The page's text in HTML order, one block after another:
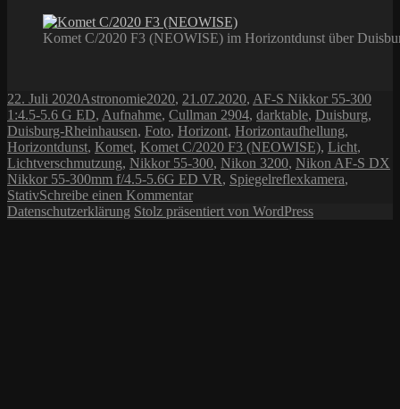
Komet C/2020 F3 (NEOWISE) im Horizontdunst über
Veröffentlicht
am
22. Juli 2020Kategorien
AstronomieSchlagwörter
2020, 21.07.2020, AF-S Nikkor 55-300
1:4.5-5.6 G ED, Aufnahme, Cullman 2904, darktable, Duisburg,
Duisburg-Rheinhausen, Foto, Horizont, Horizontaufhellung,
Horizontdunst, Komet, Komet C/2020 F3 (NEOWISE), Licht,
Lichtverschmutzung, Nikkor 55-300, Nikon 3200, Nikon AF-S DX
Nikkor 55-300mm f/4.5-5.6G ED VR, Spiegelreflexkamera,
StativSchreibe einen Kommentarzu
Komet
Datenschutzerklärung Stolz präsentiert von WordPress